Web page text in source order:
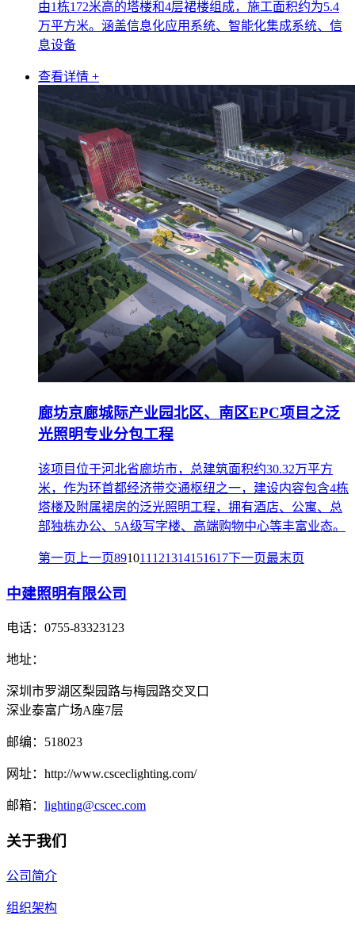
由1栋172米高的塔楼和4层裙楼组成，施工面积约为5.4
万平方米。涵盖信息化应用系统、智能化集成系统、信
息设备
查看详情 +
廊坊京廊城际产业园北区、南区EPC项目之泛
光照明专业分包工程
该项目位于河北省廊坊市，总建筑面积约30.32万平方
米，作为环首都经济带交通枢纽之一，建设内容包含4栋
塔楼及附属裙房的泛光照明工程，拥有酒店、公寓、总
部独栋办公、5A级写字楼、高端购物中心等丰富业态。
第一页 上一页891011 121314151617下一页最末页
中建照明有限公司
电话： 0755-83323123
地址：
深圳市罗湖区梨园路与梅园路交叉口
深业泰富广场A座7层
邮编： 518023
网址： http://www.csceclighting.com/
邮箱： lighting@cscec.com
关于我们
公司简介
组织架构